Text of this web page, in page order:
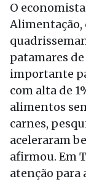
O
Alimentação,
patamares
importante
com alta de
alimentos
carnes,
aceleraram
afirmou. Em
atenção para